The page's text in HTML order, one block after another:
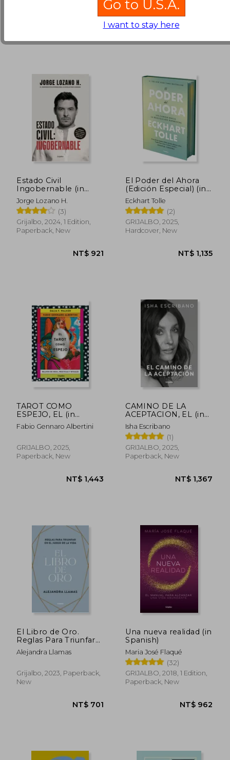
Paperback, New
Estado Civil
Ingobernable (in
Spanish)
Jorge Lozano H.
(3)
Grijalbo, 2024, 1 Edition,
Paperback, New
El Poder del Ahora
(Edición Especial) (in
Spanish)
Eckhart Tolle
(2)
GRIJALBO, 2025,
Hardcover, New
TAROT COMO
ESPEJO, EL (in
Spanish)
Fabio Gennaro Albertini
GRIJALBO, 2025,
Paperback, New
CAMINO DE LA
ACEPTACION, EL (in
Spanish)
Isha Escribano
(1)
GRIJALBO, 2025,
Paperback, New
El Libro de Oro.
Reglas Para Triunfar
en el Juego de la Vida
(in Spanish)
Alejandra Llamas
Grijalbo, 2023, Paperback,
New
Una nueva realidad (in
Spanish)
Maria José Flaqué
(32)
GRIJALBO, 2018, 1 Edition,
Paperback, New
Go to U.S.A.
I want to stay here